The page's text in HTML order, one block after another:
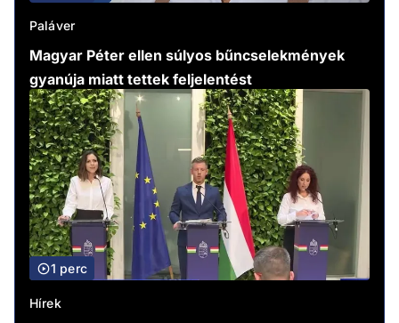
Paláver
Magyar Péter ellen súlyos bűncselekmények
gyanúja miatt tettek feljelentést
1 perc
Hírek